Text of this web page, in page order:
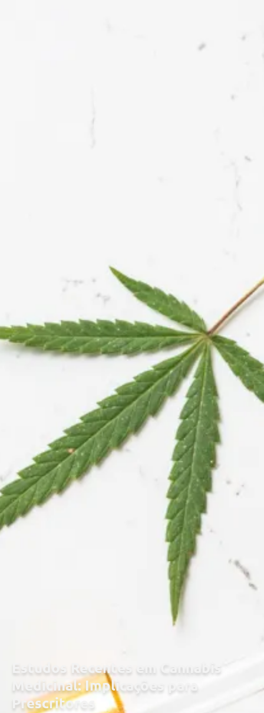
Estudos Recentes em Cannabis
Medicinal: Implicações para
Prescritores